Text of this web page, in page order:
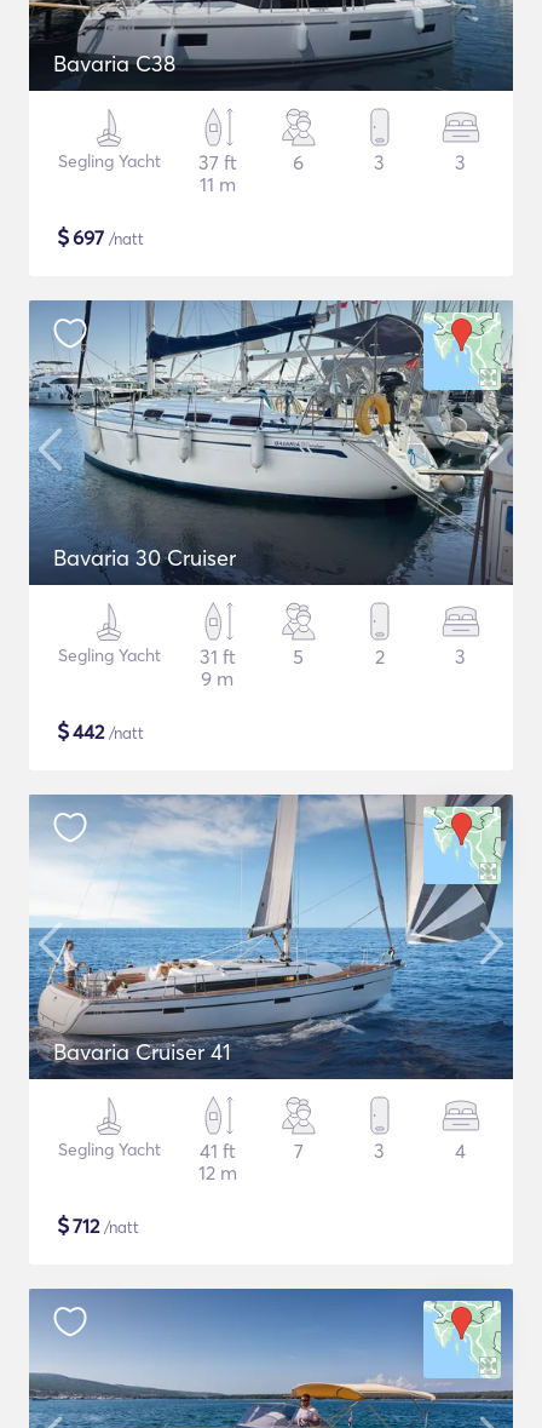
Bavaria C38
Segling Yacht
37 ft
11 m
6 3 3
$697 /natt
Bavaria 30 Cruiser
Segling Yacht
31 ft
9 m
5 2 3
$442/natt
Bavaria Cruiser 41
Segling Yacht
41 ft
12 m
7 3 4
$712/natt